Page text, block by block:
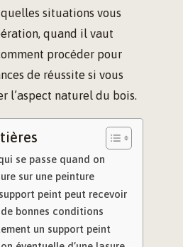
situations vous
quand il vaut
procéder pour
de réussite si vous
l’aspect naturel du bois.
se passe quand on
sur une peinture
peint peut recevoir
bonnes conditions
un support peint